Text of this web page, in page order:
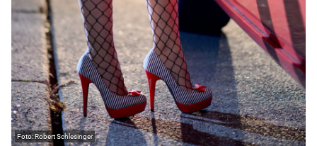
Robert Schlesinger